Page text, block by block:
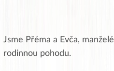
Jsme Přéma a Evča,
rodinnou pohodu.